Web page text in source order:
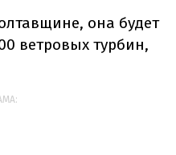
она будет
ветровых турбин,